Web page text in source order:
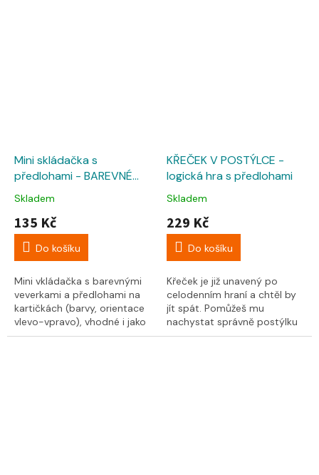
Mini skládačka s
předlohami - BAREVNÉ
VEVERKY
Skladem
135 Kč
Do košíku
Mini vkládačka s barevnými
veverkami a předlohami na
kartičkách (barvy, orientace
vlevo-vpravo), vhodné i jako
cestovní hra! Poskládejte
KŘEČEK V POSTÝLCE -
logická hra s předlohami
Skladem
229 Kč
Do košíku
Křeček je již unavený po
celodenním hraní a chtěl by
jít spát. Pomůžeš mu
nachystat správně postýlku
podle předlohy na kartičce?